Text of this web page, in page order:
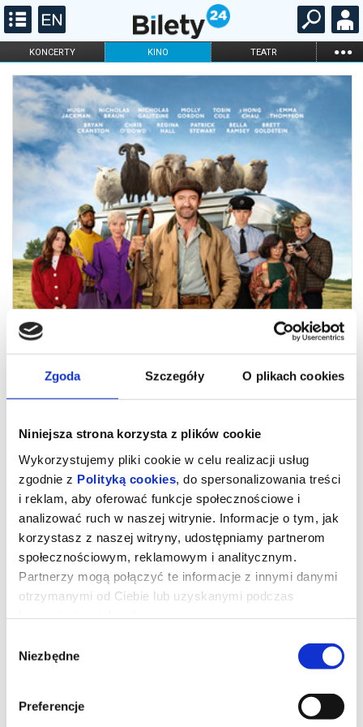
Zgoda Szczegóły O plikach cookies
Niniejsza strona korzysta z plików cookie
Wykorzystujemy pliki cookie w celu realizacji usług
zgodnie z Polityką cookies , do spersonalizowania treści
i reklam, aby oferować funkcje społecznościowe i
analizować ruch w naszej witrynie. Informacje o tym, jak
korzystasz z naszej witryny, udostępniamy partnerom
społecznościowym, reklamowym i analitycznym.
Partnerzy mogą połączyć te informacje z innymi danymi
otrzymanymi od Ciebie lub uzyskanymi podczas
zgody
Niezbędne
Preferencje
KONCERTY KINO TEATR ...
FILHARMONIA OPERA I BALET
DLA DZIECI
KARNETY
Sprawiedliwość owiec
George Hardy (Hugh Jackman) to pasterz, który kocha swoje owce
i hoduje je wyłącznie dla wełny. Każdej nocy czyta im na głos
Kiedy George zostaje znaleziony martwy w tajemniczych